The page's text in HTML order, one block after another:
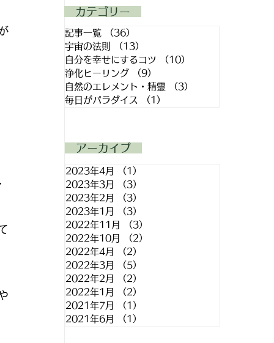
記事一覧 （36）
宇宙の法則
（13）
自分を幸せにするコツ
（10）
浄化ヒーリング
（9）
自然のエレメント・精霊
（3）
毎日がパラダイス
（1）
​ カテゴリー
2023年4月 （1）
2023年3月
（3）
2023年2月
（3）
2023年1月
（3）
2022年11月
（3）
2022年10月
（2）
2022年4月
（2）
2022年3月
（5）
2022年2月
（2）
2022年1月
（2）
2021年7月
（1）
2021年6月
（1）
アーカイブ